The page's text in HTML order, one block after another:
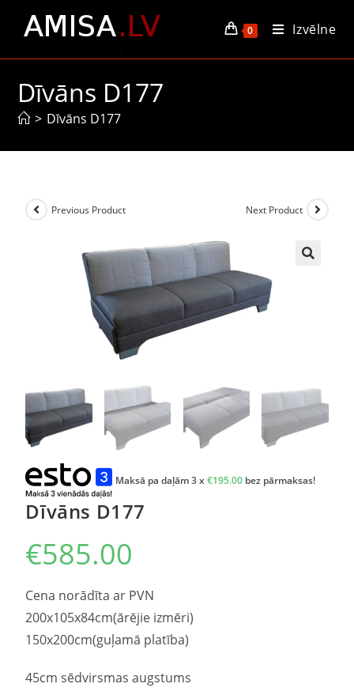
0 Izvēlne
Dīvāns D177
> Dīvāns D177
Previous Product Next Product
Maksā pa daļām 3 x€195.00 bez pārmaksas!
Dīvāns D177
€585.00
Cena norādīta ar PVN
200x105x84cm(ārējie izmēri)
150x200cm(guļamā platība)
45cm sēdvirsmas augstums